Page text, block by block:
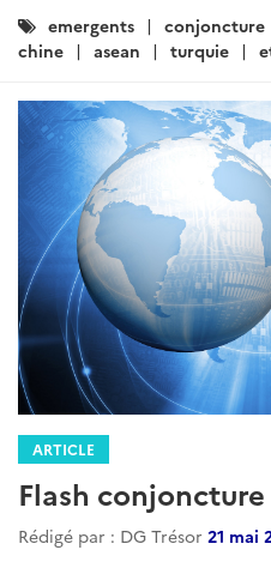
Catégories
:
emergents conjoncture
chine
asean turquie
ARTICLE
Flash
Rédigé par : DG Trésor 21 mai